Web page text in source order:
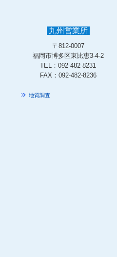
九州営業所
〒812-0007
福岡市博多区東比恵3-4-2
TEL：092-482-8231
FAX：092-482-8236
地質調査